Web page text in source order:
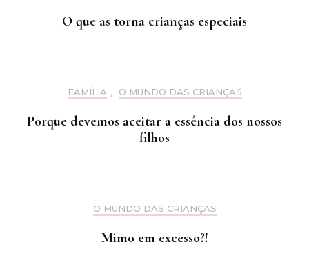
O que as torna crianças especiais
FAMÍLIA , O MUNDO DAS CRIANÇAS
Porque devemos aceitar a essência dos nossos
filhos
O MUNDO DAS CRIANÇAS
Mimo em excesso?!